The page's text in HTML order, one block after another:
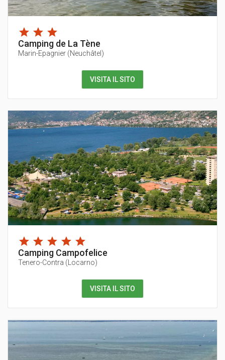
Camping de La Tène
Marin-Epagnier (Neuchâtel )
VISITA IL SITO
Camping Campofelice
Tenero-Contra (Locarno)
VISITA IL SITO